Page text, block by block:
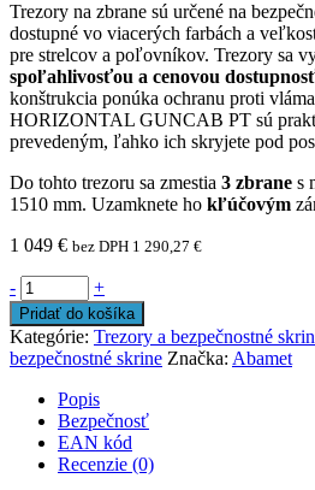
Trezory na zbrane sú určené na
dostupné vo viacerých farbách a
pre strelcov a poľovníkov. Trezory sa
spoľahlivosťou a cenovou
konštrukcia ponúka ochranu proti
HORIZONTAL GUNCAB PT sú
prevedeným, ľahko ich skryjete pod
Do tohto trezoru sa zmestia 3 zbrane s
1510 mm. Uzamknete ho kľúčovým
1 049 € bez DPH 1 290,27 €
- +
Pridať do košíka
Kategórie: Trezory a bezpečnostné
bezpečnostné skrine Značka: Abamet
Popis
Bezpečnosť
EAN kód
Recenzie (0)